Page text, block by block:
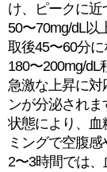
け、ピークに近
50〜70mg/dL以
取後45〜60分
180〜200mg/
急激な上昇に対
ンが分泌され
状態により、血
ミングで空腹
2〜3時間では